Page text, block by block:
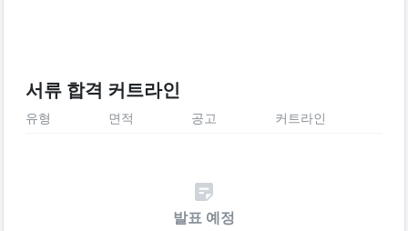
서류 합격 커트라인
유형 면적 공고 커트라인
발표 예정